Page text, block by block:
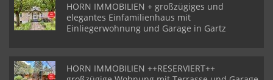
HORN IMMOBILIEN + großzügiges und
elegantes Einfamilienhaus mit
Einliegerwohnung und Garage in Gartz
HORN IMMOBILIEN ++RESERVIERT++